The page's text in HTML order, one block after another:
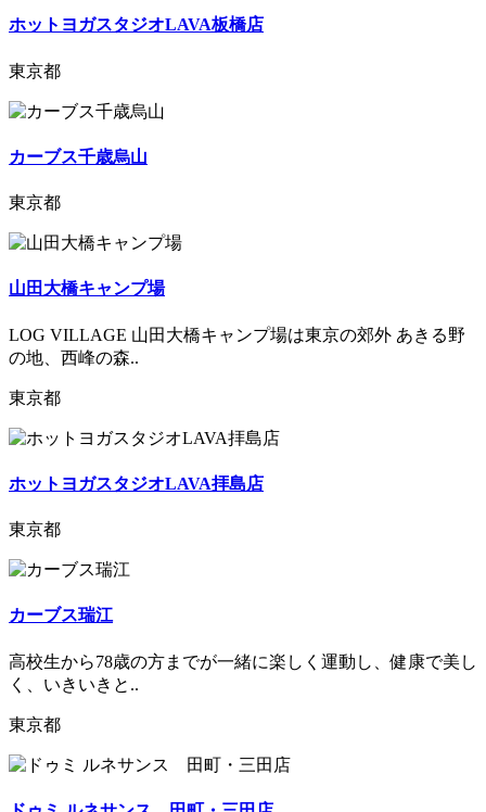
ホットヨガスタジオLAVA板橋店
東京都
カーブス千歳烏山
東京都
山田大橋キャンプ場
LOG VILLAGE 山田大橋キャンプ場は東京の郊外 あきる野
の地、西峰の森..
東京都
ホットヨガスタジオLAVA拝島店
東京都
カーブス瑞江
高校生から78歳の方までが一緒に楽しく運動し、健康で美し
く、いきいきと..
東京都